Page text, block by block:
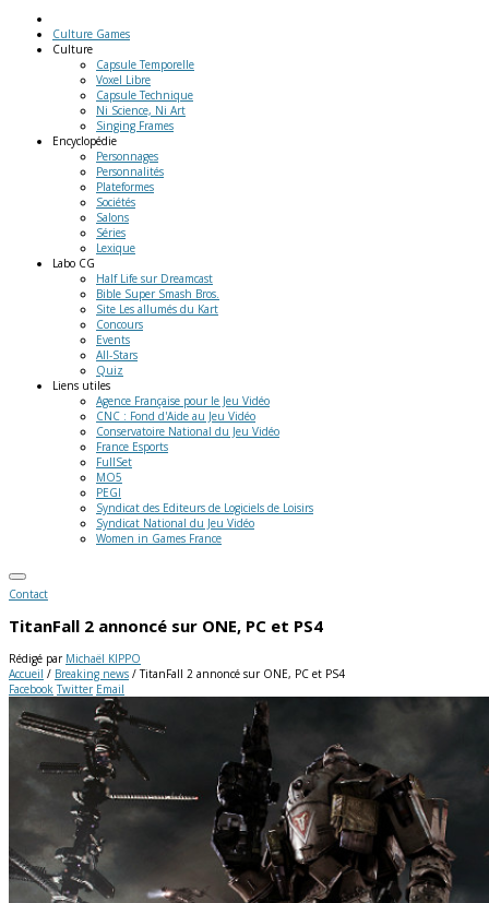
Culture Games
Culture
Capsule Temporelle
Voxel Libre
Capsule Technique
Ni Science, Ni Art
Singing Frames
Encyclopédie
Personnages
Personnalités
Plateformes
Sociétés
Salons
Séries
Lexique
Labo CG
Half Life sur Dreamcast
Bible Super Smash Bros.
Site Les allumés du Kart
Concours
Events
All-Stars
Quiz
Liens utiles
Agence Française pour le Jeu Vidéo
CNC : Fond d'Aide au Jeu Vidéo
Conservatoire National du Jeu Vidéo
France Esports
FullSet
MO5
PEGI
Syndicat des Editeurs de Logiciels de Loisirs
Syndicat National du Jeu Vidéo
Women in Games France
Contact
TitanFall 2 annoncé sur ONE, PC et PS4
Rédigé par Michaël KIPPO
Accueil / Breaking news / TitanFall 2 annoncé sur ONE, PC et PS4
Facebook Twitter Email